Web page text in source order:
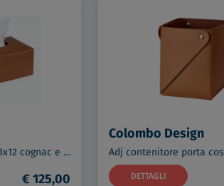
Adj porta fazzoletti 23x12 cognac e bordeaux codice prod: BADJ016-0930
€ 125,00
Colombo Design
DETTAGLI